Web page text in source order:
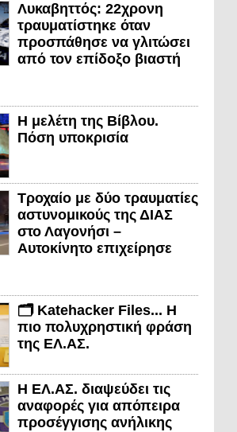
Λυκαβηττός: 22χρονη
τραυματίστηκε όταν
προσπάθησε να γλιτώσει
από τον επίδοξο βιαστή
Η μελέτη της Βίβλου.
Πόση υποκρισία
Τροχαίο με δύο τραυματίες
αστυνομικούς της ΔΙΑΣ
στο Λαγονήσι –
Αυτοκίνητο επιχείρησε
🗂️ Katehacker Files... Η
πιο πολυχρηστική φράση
της ΕΛ.ΑΣ.
Η ΕΛ.ΑΣ. διαψεύδει τις
αναφορές για απόπειρα
προσέγγισης ανήλικης